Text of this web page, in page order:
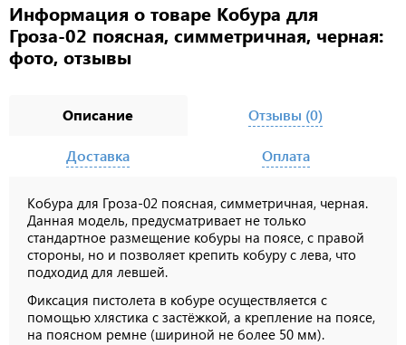
Информация о товаре Кобура для
Гроза-02 поясная, симметричная, черная:
фото, отзывы
Описание
Кобура для Гроза-02 поясная, симметричная, черная.
Данная модель, предусматривает не только
стандартное размещение кобуры на поясе, с правой
стороны, но и позволяет крепить кобуру с лева, что
подходид для левшей.
Фиксация пистолета в кобуре осуществляется с
помощью хлястика с застёжкой, а крепление на поясе,
на поясном ремне (шириной не более 50 мм).
Отзывы (0)
Доставка Оплата